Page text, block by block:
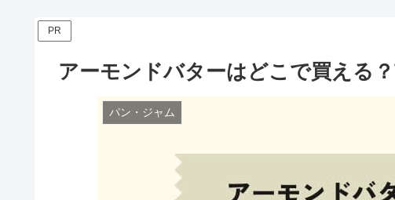
PR
アーモンドバターはどこで買える
パン・ジャム